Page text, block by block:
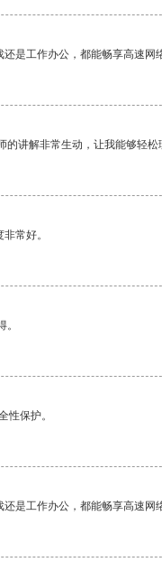
是工作办公，都能畅享高速
讲解非常生动，让我能够轻松
常好。
性保护。
是工作办公，都能畅享高速网